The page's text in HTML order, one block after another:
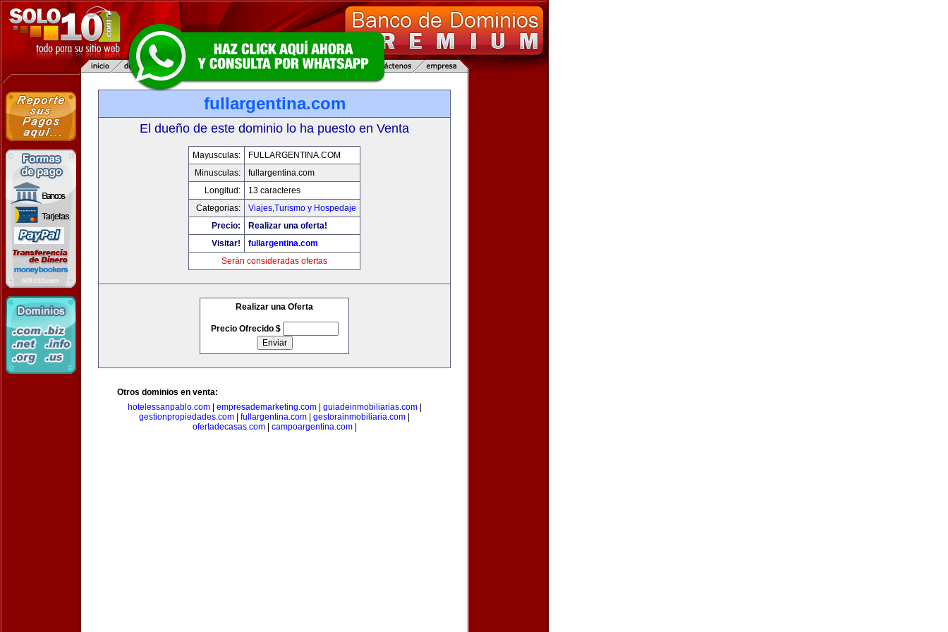
fullargentina.com
El dueño de este dominio lo ha puesto en Venta
Mayusculas:
FULLARGENTINA.COM
Minusculas:
fullargentina.com
Longitud:
13 caracteres
Categorias:
Viajes,Turismo y Hospedaje
Precio:
Realizar una oferta!
Visitar!
fullargentina.com
Serán consideradas ofertas
Realizar una Oferta
Precio Ofrecido $
Otros dominios en venta:
hotelessanpablo.com| empresademarketing.com| guiadeinmobiliarias.com|
gestionpropiedades.com
fullargentina.com gestorainmobiliaria.com
ofertadecasas.com| campoargentina.com|